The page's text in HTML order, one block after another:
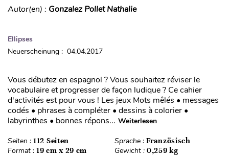
Autor(en) : Gonzalez Pollet Nathalie
Ellipses
Neuerscheinung : 04.04.2017
Vous débutez en espagnol ? Vous souhaitez réviser le
vocabulaire et progresser de façon ludique ? Ce cahier
d'activités est pour vous ! Les jeux Mots mêlés • messages
codés • phrases à compléter • dessins à colorier •
labyrinthes • bonnes répons... Weiterlesen
Seiten : 112 Seiten Sprache : Französisch
Format : 19 cm x 29 cm Gewicht : 0,259 kg